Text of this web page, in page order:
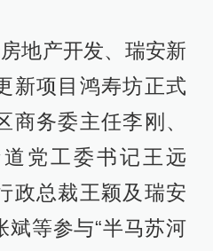
地产开发、瑞安新
新项目鸿寿坊正式
商务委主任李刚、
党工委书记王远
政总裁王颖及瑞安
斌等参与“半马苏河